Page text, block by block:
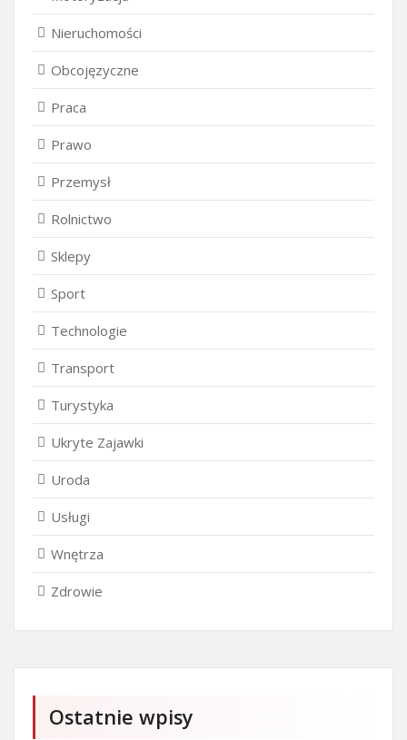
Nieruchomości
Obcojęzyczne
Praca
Prawo
Przemysł
Rolnictwo
Sklepy
Sport
Technologie
Transport
Turystyka
Ukryte Zajawki
Uroda
Usługi
Wnętrza
Zdrowie
Ostatnie wpisy